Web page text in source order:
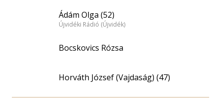
Ádám Olga (52)
Újvidéki Rádió (Újvidék)
Bocskovics Rózsa
Horváth József (Vajdaság) (47)